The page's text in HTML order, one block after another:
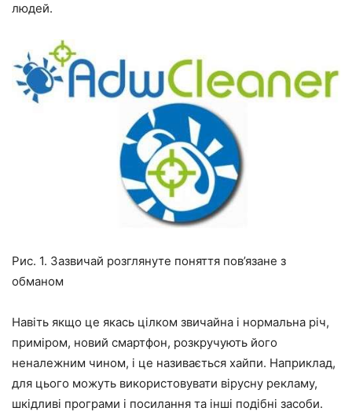
людей.
Рис. 1. Зазвичай розглянуте поняття пов’язане з
обманом
Навіть якщо це якась цілком звичайна і нормальна річ,
приміром, новий смартфон, розкручують його
неналежним чином, і це називається хайпи. Наприклад,
для цього можуть використовувати вірусну рекламу,
шкідливі програми і посилання та інші подібні засоби.